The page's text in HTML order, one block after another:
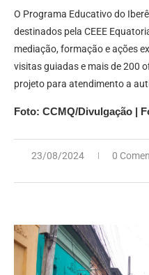
O Programa Educativo do
destinados pela CEEE
mediação, formação e ações
visitas guiadas e mais de 200
projeto para atendimento a
Foto: CCMQ/Divulgação |
23/08/2024 0